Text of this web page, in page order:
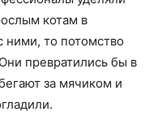
котам в
ними, то потомство
превратились бы в
за мячиком и